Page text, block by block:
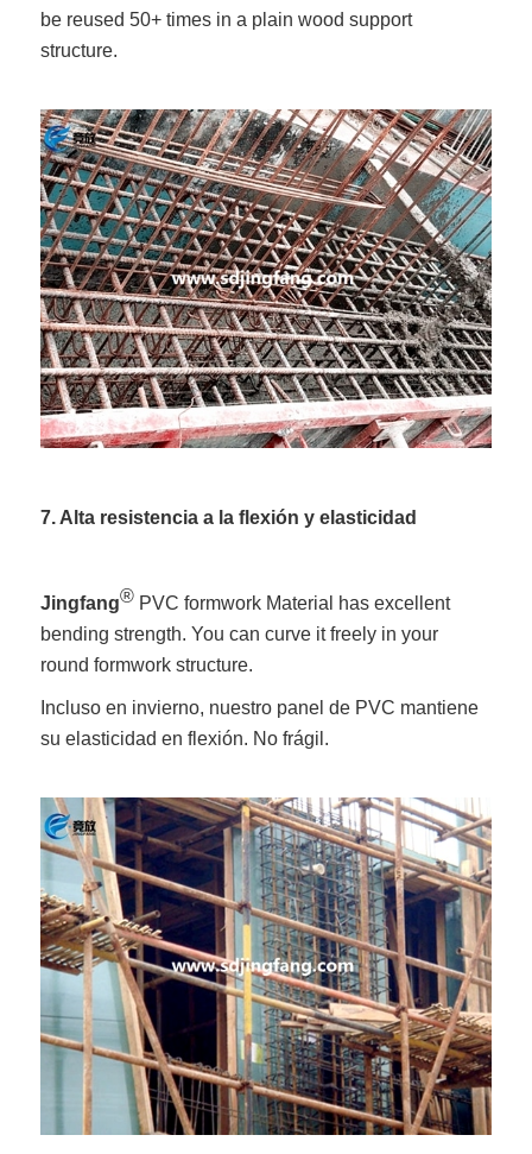
be reused 50+ times in a plain wood support
structure.
7. Alta resistencia a la flexión y elasticidad
Jingfang® PVC formwork Material has excellent
bending strength. You can curve it freely in your
round formwork structure.
Incluso en invierno, nuestro panel de PVC mantiene
su elasticidad en flexión. No frágil.